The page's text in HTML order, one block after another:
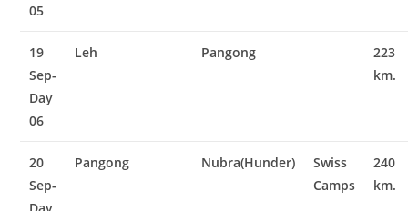
05
19
Sep-
Day
06
Leh Pangong
223
km.
20
Sep-
Day
Pangong Nubra(Hunder)
Swiss
Camps
240
km.